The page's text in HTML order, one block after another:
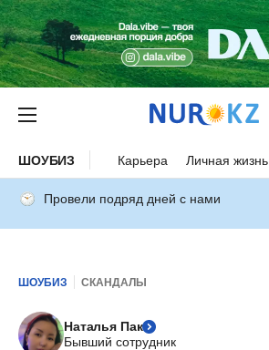
ШОУБИЗ Карьера Личная жизнь
Провели подряд дней с нами
ШОУБИЗ СКАНДАЛЫ
Наталья Пак
Бывший сотрудник